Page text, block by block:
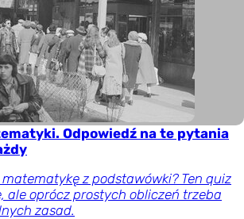
Odpowiedź na te pytania
z podstawówki? Ten quiz
ale oprócz prostych obliczeń trzeba
zasad.